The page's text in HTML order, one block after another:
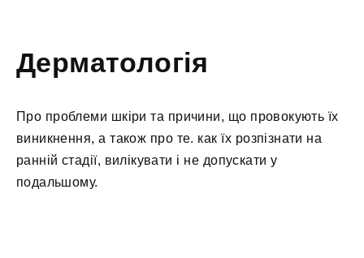
Дерматологія
Про проблеми шкіри та причини, що провокують їх
виникнення, а також про те. как їх розпізнати на
ранній стадії, вилікувати і не допускати у
подальшому.